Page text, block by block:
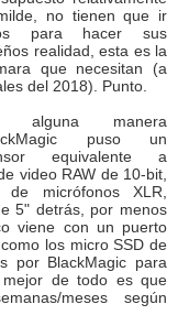
no tienen que ir
para hacer sus
realidad, esta es la
que necesitan (a
del 2018). Punto.
alguna manera
puso un
equivalente a
video RAW de 10-bit,
micrófonos XLR,
5" detrás, por menos
viene con un puerto
los micro SSD de
por BlackMagic para
de todo es que
meses según